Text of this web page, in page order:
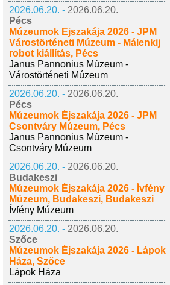
2026.06.20. - 2026.06.20.
Pécs
Múzeumok Éjszakája 2026 - JPM
Várostörténeti Múzeum - Málenkij
robot kiállítás, Pécs
Janus Pannonius Múzeum -
Várostörténeti Múzeum
2026.06.20. - 2026.06.20.
Pécs
Múzeumok Éjszakája 2026 - JPM
Csontváry Múzeum, Pécs
Janus Pannonius Múzeum -
Csontváry Múzeum
2026.06.20. - 2026.06.20.
Budakeszi
Múzeumok Éjszakája 2026 - Ívfény
Múzeum, Budakeszi, Budakeszi
Ívfény Múzeum
2026.06.20. - 2026.06.20.
Szőce
Múzeumok Éjszakája 2026 - Lápok
Háza, Szőce
Lápok Háza